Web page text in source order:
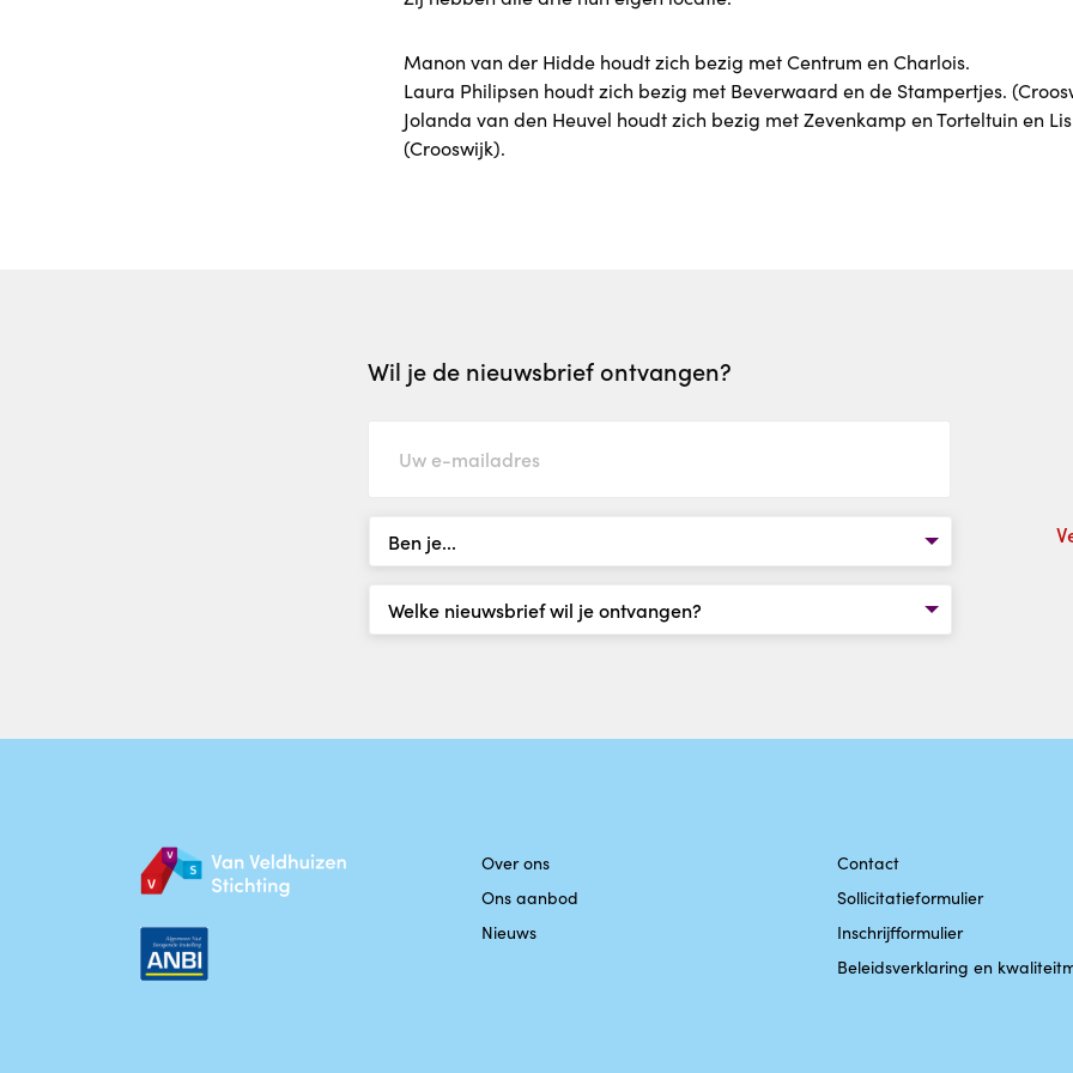
Manon van der Hidde houdt zich bezig met Centrum en Charlois.
Laura Philipsen houdt zich bezig met Beverwaard en de Stampertjes.
Jolanda van den Heuvel houdt zich bezig met Zevenkamp en Torteltuin en
(Crooswijk).
Wil je de nieuwsbrief ontvangen?
Over ons
Ons aanbod
Nieuws
Contact
Sollicitatieformulier
Inschrijfformulier
Beleidsverklaring en